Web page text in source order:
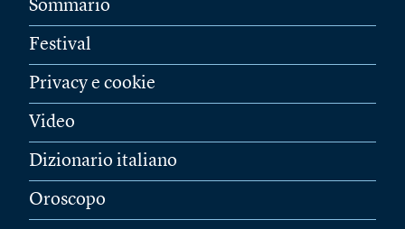
Sommario
Festival
Privacy e cookie
Video
Dizionario italiano
Oroscopo